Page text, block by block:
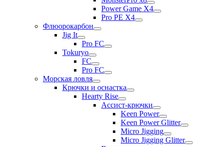
Power Game X4
Pro PE X4
Флюорокарбон
Jig It
Pro FC
Tokuryo
FC
Pro FC
Морская ловля
Крючки и оснастка
Hearty Rise
Ассист-крючки
Keen Power
Keen Power Glitter
Micro Jigging
Micro Jigging Glitter